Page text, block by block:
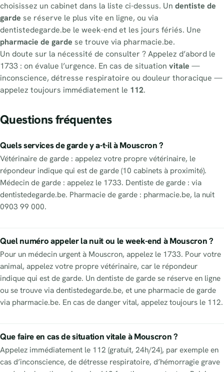
choisissez un cabinet dans la liste ci-dessus. Un dentiste de
garde se réserve le plus vite en ligne, ou via
dentistedegarde.be le week-end et les jours fériés. Une
pharmacie de garde se trouve via pharmacie.be.
Un doute sur la nécessité de consulter ? Appelez d’abord le
1733 : on évalue l’urgence. En cas de situation vitale —
inconscience, détresse respiratoire ou douleur thoracique —
appelez toujours immédiatement le 112.
Questions fréquentes
Quels services de garde y a-t-il à Mouscron ?
Vétérinaire de garde : appelez votre propre vétérinaire, le
répondeur indique qui est de garde (10 cabinets à proximité).
Médecin de garde : appelez le 1733. Dentiste de garde : via
dentistedegarde.be. Pharmacie de garde : pharmacie.be, la nuit
0903 99 000.
Quel numéro appeler la nuit ou le week-end à Mouscron ?
Pour un médecin urgent à Mouscron, appelez le 1733. Pour votre
animal, appelez votre propre vétérinaire, car le répondeur
indique qui est de garde. Un dentiste de garde se réserve en ligne
ou se trouve via dentistedegarde.be, et une pharmacie de garde
via pharmacie.be. En cas de danger vital, appelez toujours le 112.
Que faire en cas de situation vitale à Mouscron ?
Appelez immédiatement le 112 (gratuit, 24h/24), par exemple en
cas d’inconscience, de détresse respiratoire, d’hémorragie grave